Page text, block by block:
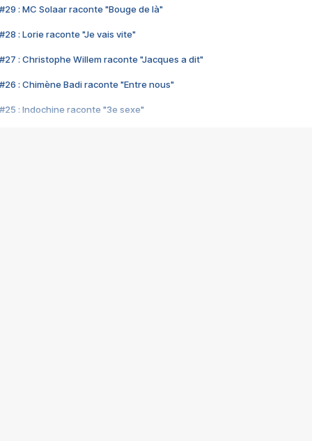
#29 : MC Solaar raconte "Bouge de là"
#28 : Lorie raconte "Je vais vite"
#27 : Christophe Willem raconte "Jacques a dit"
#26 : Chimène Badi raconte "Entre nous"
#25 : Indochine raconte "3e sexe"